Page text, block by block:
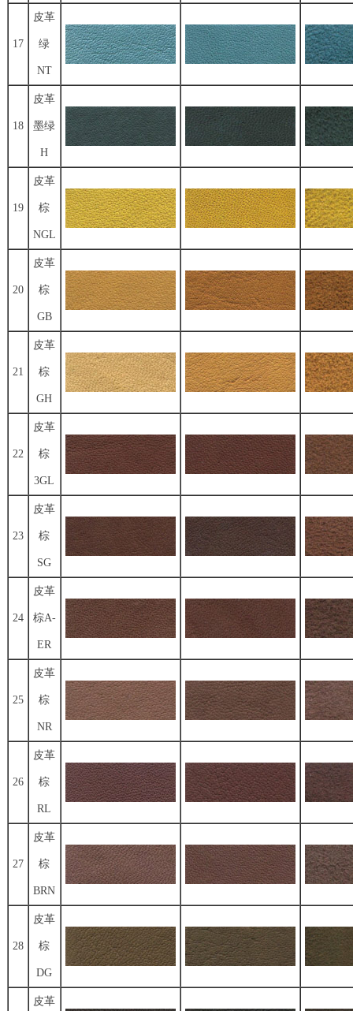
17
皮革
绿
NT
18
皮革
墨绿
H
19
皮革
棕
NGL
20
皮革
棕
GB
21
皮革
棕
GH
22
皮革
棕
3GL
23
皮革
棕
SG
24
皮革
棕A-
ER
25
皮革
棕
NR
26
皮革
棕
RL
27
皮革
棕
BRN
28
皮革
棕
DG
皮革